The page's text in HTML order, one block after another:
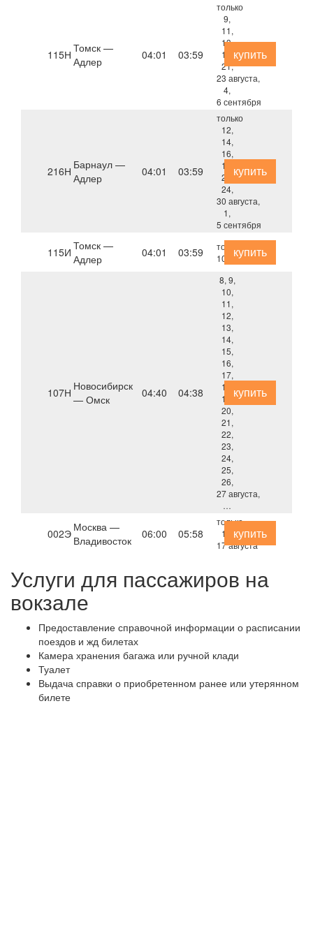
115Н Томск —
Адлер
04:01 03:59
только
9,
11,
13,
17,
21,
23 августа,
4,
6 сентября
купить
216Н Барнаул —
Адлер
04:01 03:59
только
12,
14,
16,
18,
20,
24,
30 августа,
1,
5 сентября
купить
115И Томск —
Адлер
04:01 03:59
только
10 октября
купить
107Н Новосибирск
— Омск
04:40 04:38
8, 9,
10,
11,
12,
13,
14,
15,
16,
17,
18,
19,
20,
21,
22,
23,
24,
25,
26,
27 августа,
…
купить
002Э Москва —
Владивосток
06:00 05:58
только
13,
17 августа
купить
Услуги для пассажиров на
вокзале
Предоставление справочной информации о расписании
поездов и жд билетах
Камера хранения багажа или ручной клади
Туалет
Выдача справки о приобретенном ранее или утерянном
билете